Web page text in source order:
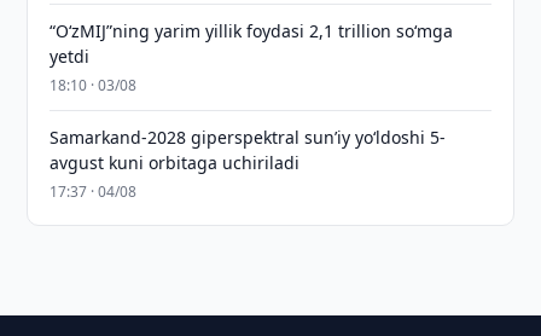
“O‘zMIJ”ning yarim yillik foydasi 2,1 trillion so‘mga
yetdi
18:10 · 03/08
Samarkand-2028 giperspektral sun’iy yo‘ldoshi 5-
avgust kuni orbitaga uchiriladi
17:37 · 04/08